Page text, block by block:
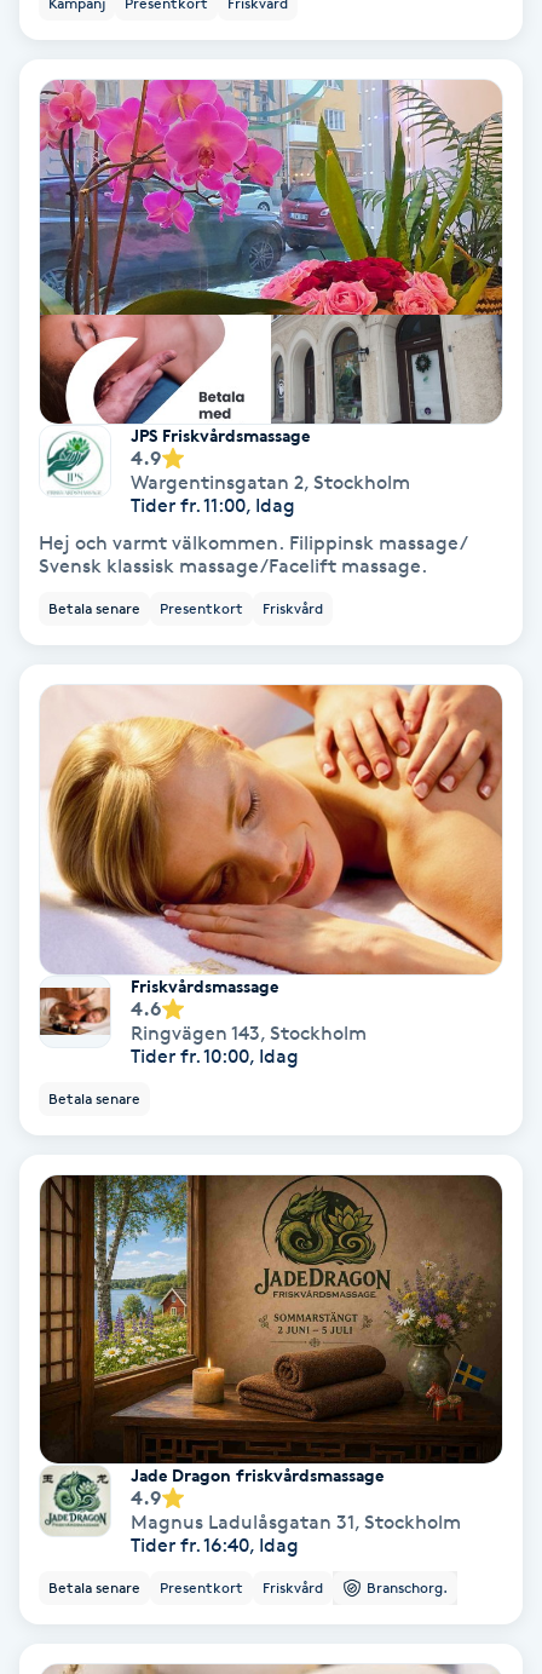
Babylights
Balayage
Bambumassage
Barber
Barnklippning
BIAB
Brynfärgning
Brynplockning
Bröllopsuppsättning
Celluliter
Coachning
Color correction
Damklippning
Dermapen
Diamantslipning
Enzympeeling
Extensions borttagning
JPS Friskvårdsmassage
4.9
Wargentinsgatan 2, Stockholm
Tider fr. 11:00, Idag
Hej och varmt välkommen. Filippinsk massage/
Svensk klassisk massage/Facelift massage.
Betala senare Presentkort Friskvård
Friskvårdsmassage
4.6
Ringvägen 143, Stockholm
Tider fr. 10:00, Idag
Betala senare
Jade Dragon friskvårdsmassage
4.9
Magnus Ladulåsgatan 31, Stockholm
Tider fr. 16:40, Idag
Betala senare Presentkort Friskvård Branschorg.